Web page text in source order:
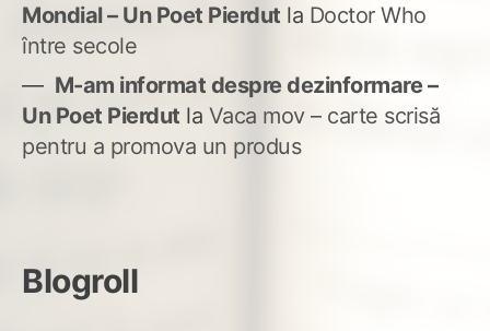
Mondial – Un Poet Pierdut la Doctor Who
între secole
M-am informat despre dezinformare –
Un Poet Pierdut la Vaca mov – carte scrisă
pentru a promova un produs
Blogroll